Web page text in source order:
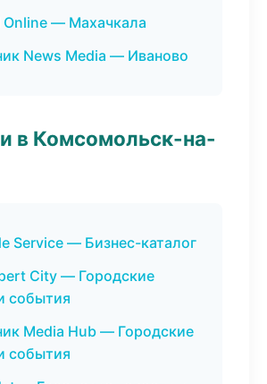
— Махачкала
News Media — Иваново
в Комсомольск-на-
Service — Бизнес-каталог
City — Городские
события
Media Hub — Городские
события